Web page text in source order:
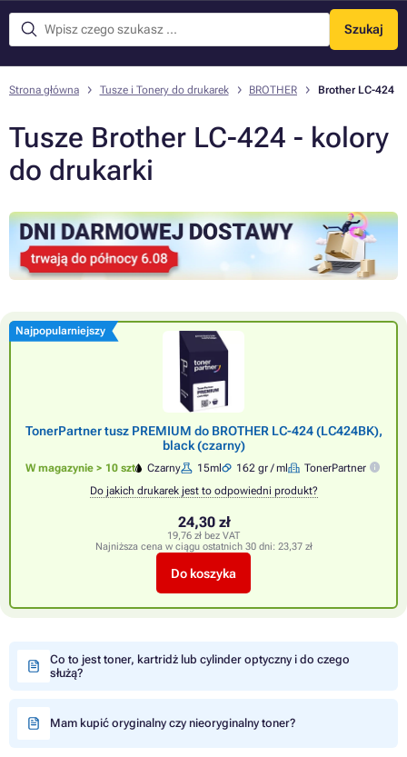
Szukaj
Menu
Strona główna Tusze i Tonery do drukarek BROTHER Brother LC-424
Tusze Brother LC-424 - kolory
do drukarki
Najpopularniejszy
TonerPartner tusz PREMIUM do BROTHER LC-424 (LC424BK),
black (czarny)
W magazynie > 10 szt Czarny 15ml 162 gr / ml
TonerPartner
Do jakich drukarek jest to odpowiedni produkt?
24,30 zł
19,76 zł bez VAT
Najniższa cena w ciągu ostatnich 30 dni: 23,37 zł
Do koszyka
Co to jest toner, kartridż lub cylinder optyczny i do czego
służą?
Mam kupić oryginalny czy nieoryginalny toner?